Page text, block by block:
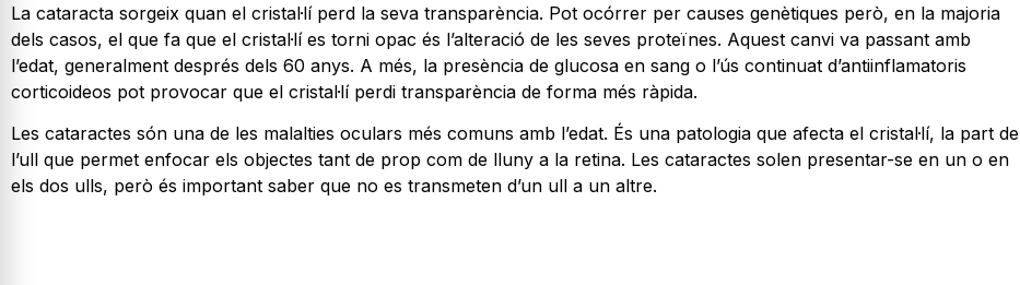
La cataracta sorgeix quan el cristal·lí perd la seva transparència. Pot ocórrer per causes genètiques però, en la majoria
dels casos, el que fa que el cristal·lí es torni opac és l’alteració de les seves proteïnes. Aquest canvi va passant amb
l’edat, generalment després dels 60 anys. A més, la presència de glucosa en sang o l’ús continuat d’antiinflamatoris
corticoideos pot provocar que el cristal·lí perdi transparència de forma més ràpida.
Les cataractes són una de les malalties oculars més comuns amb l’edat. És una patologia que afecta el cristal·lí, la part de
l’ull que permet enfocar els objectes tant de prop com de lluny a la retina. Les cataractes solen presentar-se en un o en
els dos ulls, però és important saber que no es transmeten d’un ull a un altre.